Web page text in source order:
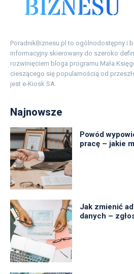
PoradnikBiznesu.pl to ogólnodostępny i
informacyjny skierowany do szeroko
rozwinięciem bloga programu Mała
cieszącego się popularnością od
jest e-Kiosk SA.
Najnowsze
Powód
pracę – jakie
Jak zmienić
danych –